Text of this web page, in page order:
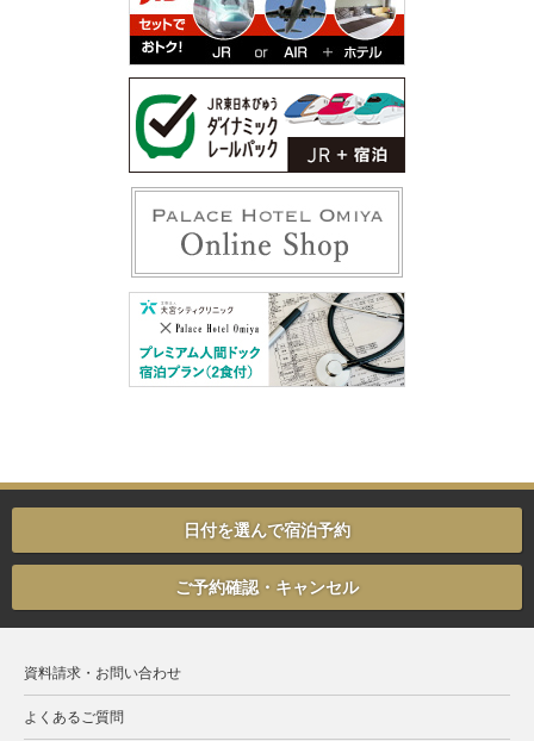
日付を選んで宿泊予約
ご予約確認・キャンセル
資料請求・お問い合わせ
よくあるご質問